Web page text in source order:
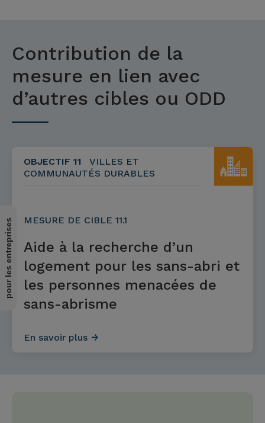
Contribution de la
mesure en lien avec
d’autres cibles ou ODD
OBJECTIF 11
VILLES ET
COMMUNAUTÉS DURABLES
MESURE DE CIBLE 11.1
Aide à la recherche d’un
logement pour les sans-abri et
les personnes menacées de
sans-abrisme
En savoir plus
pour les entreprises